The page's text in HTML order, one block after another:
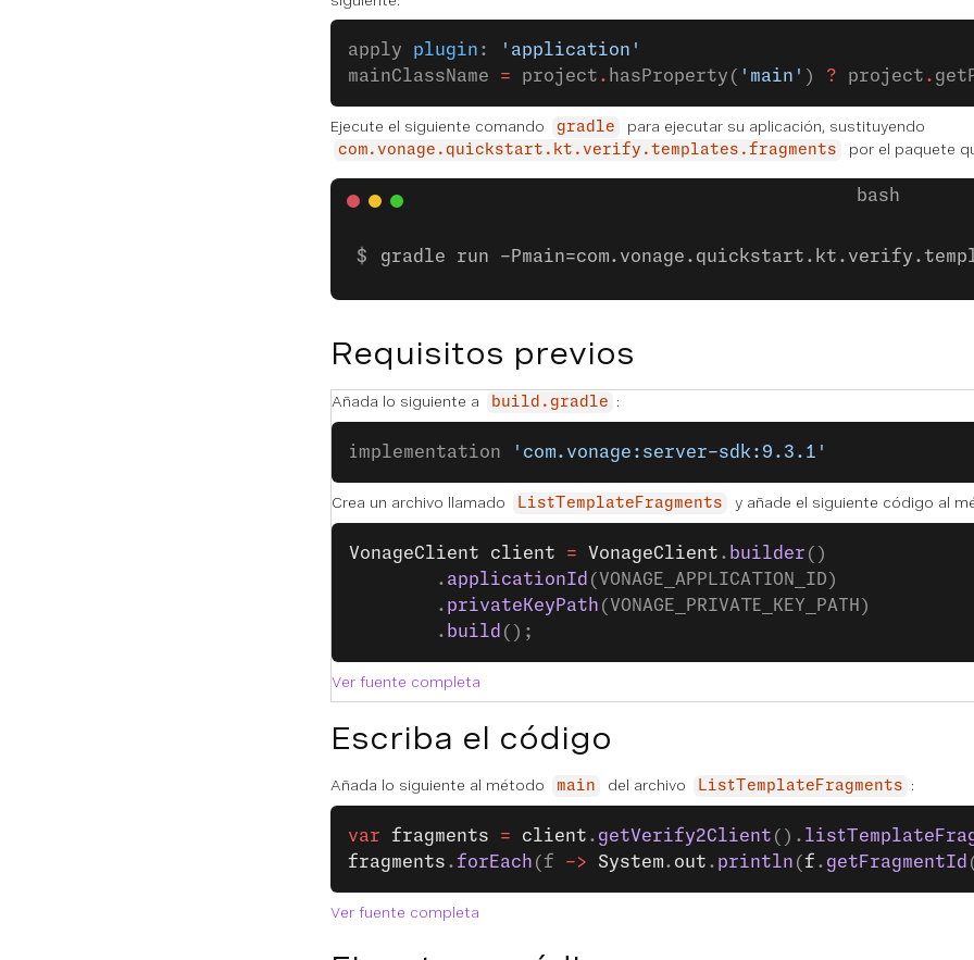
apply plugin :
'application'
mainClassName = project . hasProperty( 'main' ) ? project .
Ejecute el siguiente comando gradle para ejecutar su aplicación, sustituyendo
com.vonage.quickstart.kt.verify.templates.fragments por el paquete
gradle run -
Requisitos previos
Añada lo siguiente a build.gradle :
implementation 'com.vonage:server-sdk:9.3.1'
Crea un archivo llamado ListTemplateFragments y añade el siguiente código al
VonageClient client = VonageClient . builder ()
		.
applicationId (VONAGE_APPLICATION_ID)
		.
privateKeyPath (VONAGE_PRIVATE_KEY_PATH)
		.
build ();
Ver fuente completa
Escriba el código
Añada lo siguiente al método main del archivo ListTemplateFragments :
var fragments = client . getVerify2Client ().
fragments .forEach (f -> System. out . println (f . getFragmentId
Ver fuente completa